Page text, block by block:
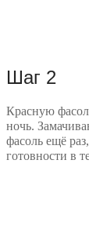
Шаг 2
Красную
ночь.
фасоль ещё
готовности в